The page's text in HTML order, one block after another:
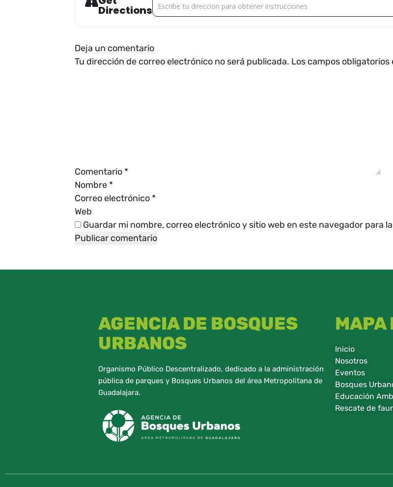
Directions
Deja un comentario
Tu dirección de correo electrónico no será publicada. Los campos
Comentario *
Nombre *
Correo electrónico *
Web
Guardar mi nombre, correo electrónico y sitio web en este navegador para
AGENCIA DE BOSQUES
URBANOS
Organismo Público Descentralizado, dedicado a la administración
pública de parques y Bosques Urbanos del área Metropolitana de
Guadalajara.
MAPA
Inicio
Nosotros
Eventos
Bosques
Educación
Rescate de